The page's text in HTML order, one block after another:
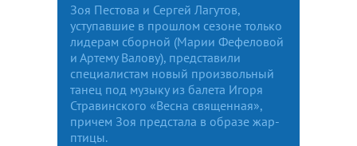
Зоя Пестова и Сергей Лагутов,
уступавшие в прошлом сезоне только
лидерам сборной (Марии Фефеловой
и Артему Валову), представили
специалистам новый произвольный
танец под музыку из балета Игоря
Стравинского «Весна священная»,
причем Зоя предстала в образе жар-
птицы.